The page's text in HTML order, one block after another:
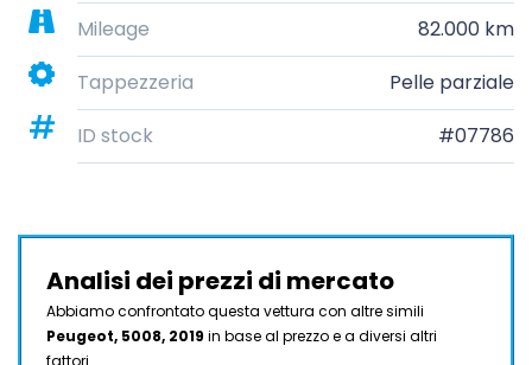
Mileage
82.000 km
Tappezzeria
Pelle parziale
ID stock
#07786
Analisi dei prezzi di mercato
Abbiamo confrontato questa vettura con altre simili
Peugeot, 5008, 2019 in base al prezzo e a diversi altri
fattori.